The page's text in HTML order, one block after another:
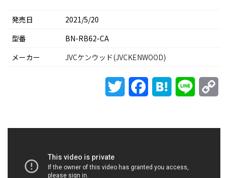
発売日
2021/5/20
型番
BN-RB62-CA
メーカー
JVCケンウッド(JVCKENWOOD)
Twitter FacebookHatena Line